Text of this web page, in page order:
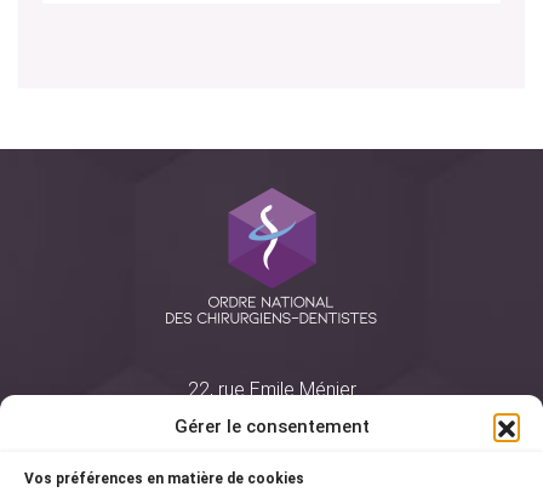
Gérer le consentement
Vos préférences en matière de cookies
22, rue Emile Ménier
75761 Paris Cedex 16
01 44 34 78 80